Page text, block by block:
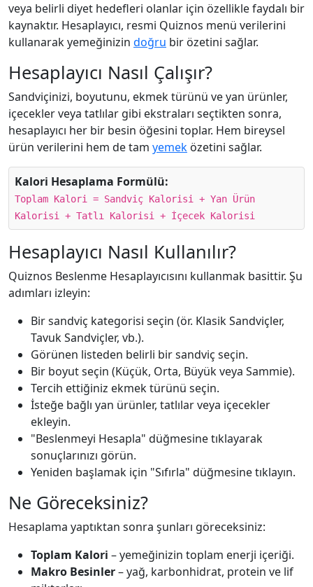
veya belirli diyet hedefleri olanlar için özellikle faydalı bir
kaynaktır. Hesaplayıcı, resmi Quiznos menü verilerini
kullanarak yemeğinizin doğru bir özetini sağlar.
Hesaplayıcı Nasıl Çalışır?
Sandviçinizi, boyutunu, ekmek türünü ve yan ürünler,
içecekler veya tatlılar gibi ekstraları seçtikten sonra,
hesaplayıcı her bir besin öğesini toplar. Hem bireysel
ürün verilerini hem de tam yemek özetini sağlar.
Kalori Hesaplama Formülü:
Toplam Kalori = Sandviç Kalorisi + Yan Ürün
Kalorisi + Tatlı Kalorisi + İçecek Kalorisi
Hesaplayıcı Nasıl Kullanılır?
Quiznos Beslenme Hesaplayıcısını kullanmak basittir. Şu
adımları izleyin:
Bir sandviç kategorisi seçin (ör. Klasik Sandviçler,
Tavuk Sandviçler, vb.).
Görünen listeden belirli bir sandviç seçin.
Bir boyut seçin (Küçük, Orta, Büyük veya Sammie).
Tercih ettiğiniz ekmek türünü seçin.
İsteğe bağlı yan ürünler, tatlılar veya içecekler
ekleyin.
"Beslenmeyi Hesapla" düğmesine tıklayarak
sonuçlarınızı görün.
Yeniden başlamak için "Sıfırla" düğmesine tıklayın.
Ne Göreceksiniz?
Hesaplama yaptıktan sonra şunları göreceksiniz:
Toplam Kalori – yemeğinizin toplam enerji içeriği.
Makro Besinler– yağ, karbonhidrat, protein ve lif